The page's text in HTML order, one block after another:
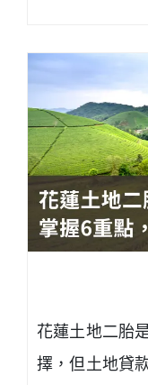
花蓮土地二胎
擇，但土地貸